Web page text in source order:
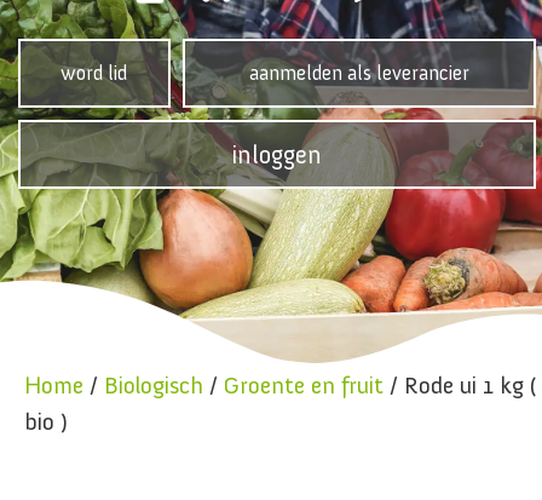
word lid aanmelden als leverancier
inloggen
Home / Biologisch / Groente en fruit / Rode ui 1 kg (
bio )